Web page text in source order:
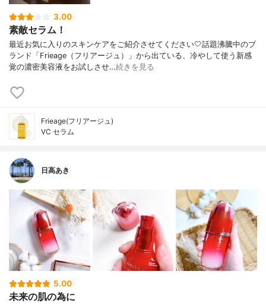
3.00
素敵セラム！
最近お気に入りのスキンケアをご紹介させてください🤍話題沸騰中のブ
ランド「Frieage（フリアージュ）」から出ている、冷やして使う新感
覚の濃密美容液をお試しさせ…続きを見る
Frieage(フリアージュ)
VC セラム
日高あき
5.00
未来の肌の為に